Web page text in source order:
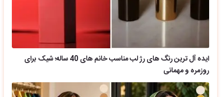
ایده آل ترین رنگ های رژ لب مناسب خانم های 40 ساله؛ شیک برای
روزمره و مهمانی